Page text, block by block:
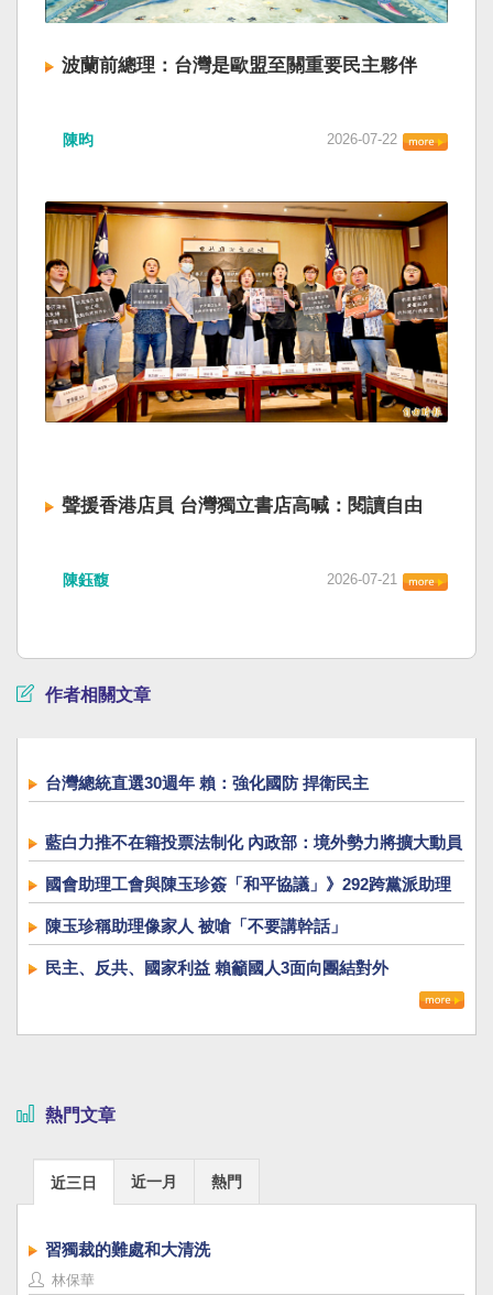
波蘭前總理：台灣是歐盟至關重要民主夥伴
陳昀 2026-07-22
聲援香港店員 台灣獨立書店高喊：閱讀自由
陳鈺馥 2026-07-21
作者相關文章
台灣總統直選30週年 賴：強化國防 捍衛民主
藍白力推不在籍投票法制化 內政部：境外勢力將擴大動員
國會助理工會與陳玉珍簽「和平協議」》292跨黨派助理
反彈 喊「撤回提案」
陳玉珍稱助理像家人 被嗆「不要講幹話」
民主、反共、國家利益 賴籲國人3面向團結對外
熱門文章
近三日 近一月 熱門
習獨裁的難處和大清洗
林保華